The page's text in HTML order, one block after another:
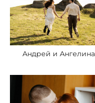
Андрей и Ангелина